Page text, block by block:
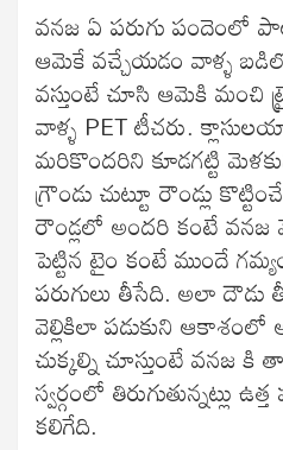
వనజ ఏ పరుగు పందెంలో
ఆమెకే వచ్చేయడం వాళ్ళ
వస్తుంటే చూసి ఆమెకి మంచి
వాళ్ళ PET టీచరు.
మరికొందరిని కూడగట్టి
గ్రౌండు చుట్టూ రౌండ్లు
రౌండ్లలో అందరి కంటే
పెట్టిన టైం కంటే ముందే
పరుగులు తీసేది. అలా దౌడు
వెల్లికిలా పడుకుని ఆకాశంలో
చుక్కల్ని చూస్తుంటే వనజ కి
స్వర్గంలో తిరుగుతున్నట్లు
కలిగేది.